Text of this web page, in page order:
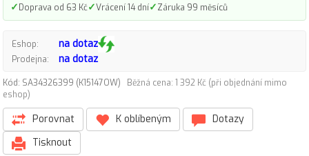
✓Doprava od 63 Kč✓Vrácení 14 dní✓Záruka 99 měsíců
Eshop: na dotaz
Prodejna: na dotaz
Kód: SA34326399 (K15147OW)
Běžná cena: 1 392 Kč (při objednání mimo
eshop)
Porovnat K oblíbeným
Dotazy
Tisknout